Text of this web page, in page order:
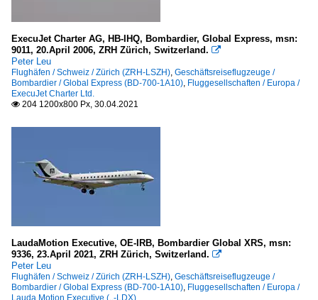
ExecuJet Charter AG, HB-IHQ, Bombardier, Global Express, msn:
9011, 20.April 2006, ZRH Zürich, Switzerland. 
Peter Leu
Flughäfen / Schweiz / Zürich (ZRH-LSZH), Geschäftsreiseflugzeuge /
Bombardier / Global Express (BD-700-1A10), Fluggesellschaften / Europa /
ExecuJet Charter Ltd.
 204 1200x800 Px, 30.04.2021
LaudaMotion Executive, OE-IRB, Bombardier Global XRS, msn:
9336, 23.April 2021, ZRH Zürich, Switzerland. 
Peter Leu
Flughäfen / Schweiz / Zürich (ZRH-LSZH), Geschäftsreiseflugzeuge /
Bombardier / Global Express (BD-700-1A10), Fluggesellschaften / Europa /
Lauda Motion Executive (..-LDX)